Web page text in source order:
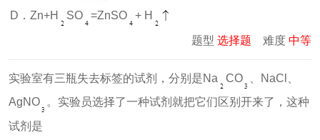
D．Zn+H SO =ZnSO + H
题型 选择题 难度 中等
实验室有三瓶失去标签的试剂，分别是Na CO
、NaCl、
AgNO
。实验员选择了一种试剂就把它们区别开来了，这种
试剂是